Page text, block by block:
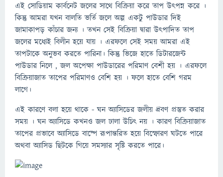
এই সোডিয়াম কার্বনেট জলের সাথে বিক্রিয়া করে তাপ উৎপন্ন করে ।
কিন্তু আমরা যখন বালতি ভর্তি জলে অল্প একটু পাউডার দিই
জামাকাপড় কাঁচার জন্য । তখন সেই বিক্রিয়া দ্বারা উৎপাদিত তাপ
জলের মধ্যেই বিলীন হয়ে যায় । এরফলে সেই সময় আমরা এই
তাপটাকে অনুভব করতে পারিনা। কিন্তু ভিজে হাতে ডিটারজেন্ট
পাউডার নিলে , জল অপেক্ষা পাউডারের পরিমাণ বেশী হয় । এরফলে
বিক্রিয়াজাত তাপের পরিমাণও বেশি হয় । ফলে হাতে বেশি গরম
লাগে।
এই কারণে বলা হয়ে থাকে - ঘন অ্যাসিডের জলীয় দ্রবণ প্রস্তুত করার
সময় । ঘন অ্যাসিডে কখনও জল ঢালা উচিৎ নয় । কারণ বিক্রিয়াজাত
তাপের প্রভাবে অ্যাসিডে বাষ্পে রূপান্তরিত হয়ে বিস্ফোরণ ঘটতে পারে
অথবা অ্যাসিড ছিটকে গিয়ে সমস্যার সৃষ্টি করতে পারে।